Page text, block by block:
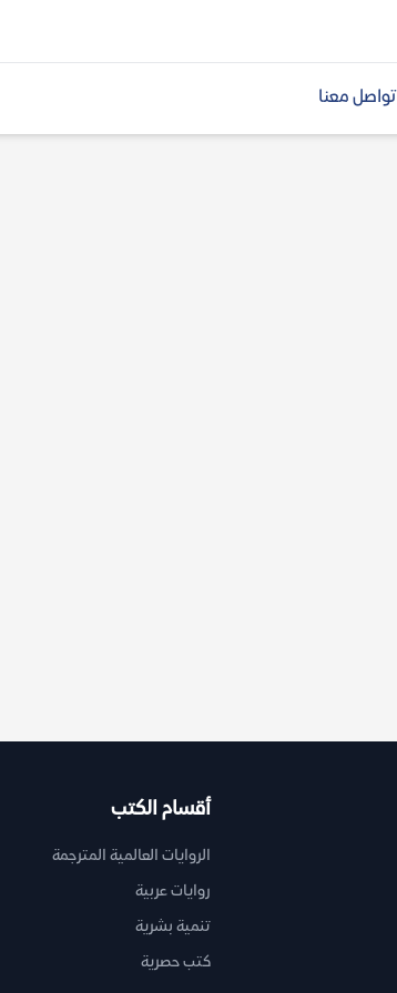
تواصل معنا
أقسام الكتب
الروايات العالمية المترجمة
روايات عربية
تنمية بشرية
كتب حصرية